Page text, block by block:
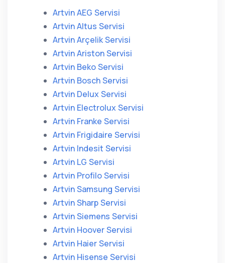
Artvin AEG Servisi
Artvin Altus Servisi
Artvin Arçelik Servisi
Artvin Ariston Servisi
Artvin Beko Servisi
Artvin Bosch Servisi
Artvin Delux Servisi
Artvin Electrolux Servisi
Artvin Franke Servisi
Artvin Frigidaire Servisi
Artvin Indesit Servisi
Artvin LG Servisi
Artvin Profilo Servisi
Artvin Samsung Servisi
Artvin Sharp Servisi
Artvin Siemens Servisi
Artvin Hoover Servisi
Artvin Haier Servisi
Artvin Hisense Servisi